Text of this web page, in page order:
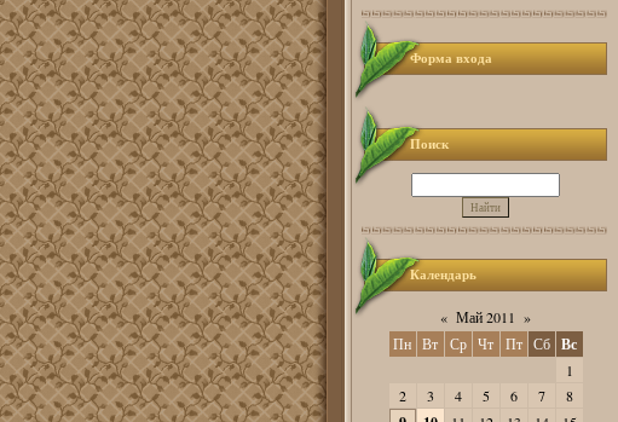
Форма входа
Поиск
Календарь
« Май 2011 »
Пн Вт Ср Чт Пт Сб Вс
1
2
3 4 5 6 7 8